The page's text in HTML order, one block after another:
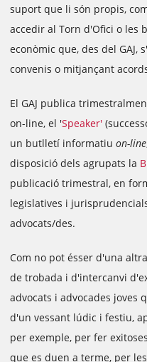
suport que li són propis,
accedir al Torn d'Ofici o les
econòmic que, des del GAJ,
convenis o mitjançant
El GAJ publica
on-line, el 'Speaker'
un butlletí informatiu on-line
disposició dels agrupats la
publicació trimestral, en
legislatives i
advocats/des.
Com no pot ésser d'una
de trobada i d'intercanvi
advocats i advocades joves
d'un vessant lúdic i festiu,
per exemple, per fer
que es duen a terme, per